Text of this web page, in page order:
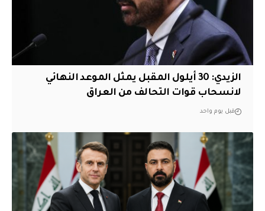
الزيدي: 30 أيلول المقبل يمثل الموعد النهائي
لانسحاب قوات التحالف من العراق
قبل يوم واحد